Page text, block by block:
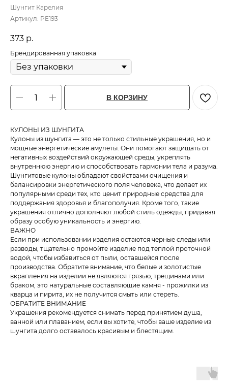
Шунгит Карелия
Артикул: PE193
373 р.
Брендированная упаковка
В КОРЗИНУ
КУЛОНЫ ИЗ ШУНГИТА
Кулоны из шунгита — это не только стильные украшения, но и
мощные энергетические амулеты. Они помогают защищать от
негативных воздействий окружающей среды, укреплять
внутреннюю энергию и способствовать гармонии тела и разума.
Шунгитовые кулоны обладают свойствами очищения и
балансировки энергетического поля человека, что делает их
популярными среди тех, кто ценит природные средства для
поддержания здоровья и благополучия. Кроме того, такие
украшения отлично дополняют любой стиль одежды, придавая
образу особую уникальность и энергию.
ВАЖНО
Если при использовании изделия остаются черные следы или
разводы, тщательно промойте изделие под теплой проточной
водой, чтобы избавиться от пыли, оставшейся после
производства. Обратите внимание, что белые и золотистые
вкрапления на изделии не являются грязью, трещинами или
браком, это натуральные составляющие камня - прожилки из
кварца и пирита, их не получится смыть или стереть.
ОБРАТИТЕ ВНИМАНИЕ
Украшения рекомендуется снимать перед принятием душа,
ванной или плаванием, если вы хотите, чтобы ваше изделие из
шунгита долго оставалось красивым и блестящим.